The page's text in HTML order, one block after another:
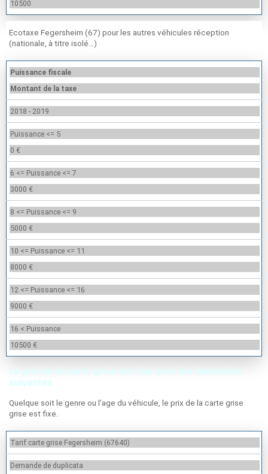
10500
Ecotaxe Fegersheim (67) pour les autres véhicules réception
(nationale, à titre isolé…)
Puissance fiscale
Montant de la taxe
2018 - 2019
Puissance <= 5
0 €
6 <= Puissance <= 7
3000 €
8 <= Puissance <= 9
5000 €
10 <= Puissance <= 11
8000 €
12 <= Puissance <= 16
9000 €
16 < Puissance
10500 €
Le prix de la carte grise est fixe pour les demandes
suivantes
Quelque soit le genre ou l’age du véhicule, le prix de la carte grise
grise est fixe.
Tarif carte grise Fegersheim (67640)
Demande de duplicata